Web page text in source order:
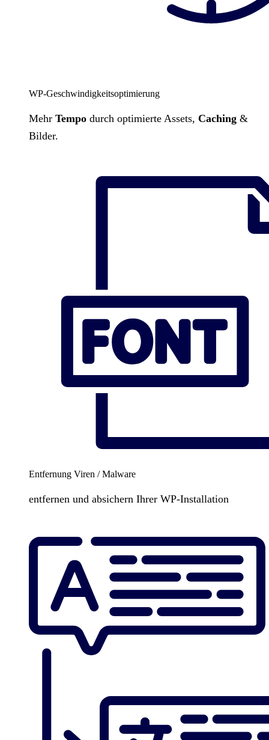
WP-Geschwindigkeitsoptimierung
Mehr Tempo durch optimierte Assets, Caching &
Bilder.
Entfernung Viren / Malware
entfernen und absichern Ihrer WP-Installation